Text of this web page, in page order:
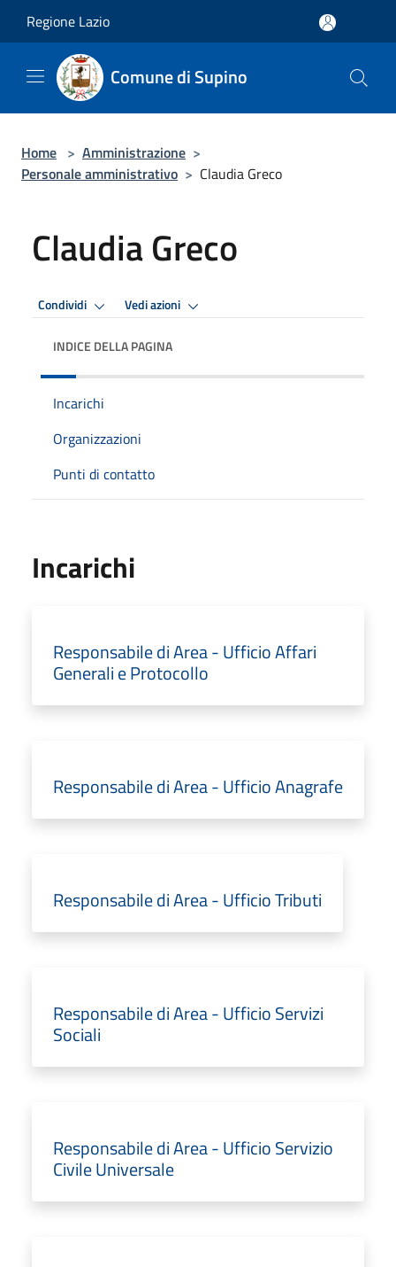
Regione Lazio
Comune di Supino
Home > Amministrazione >
Personale amministrativo > Claudia Greco
Claudia Greco
Condividi Vedi azioni
INDICE DELLA PAGINA
Incarichi
Organizzazioni
Punti di contatto
Incarichi
Responsabile di Area - Ufficio Affari
Generali e Protocollo
Responsabile di Area - Ufficio Anagrafe
Responsabile di Area - Ufficio Tributi
Responsabile di Area - Ufficio Servizi
Sociali
Responsabile di Area - Ufficio Servizio
Civile Universale